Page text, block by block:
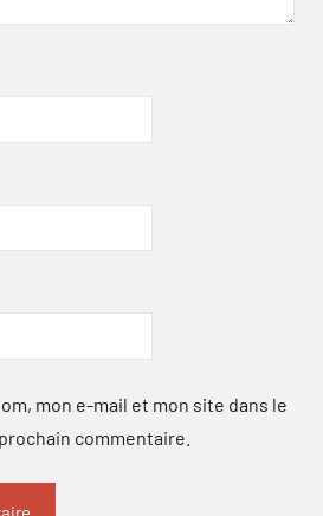
mon e-mail et mon site dans le
commentaire.